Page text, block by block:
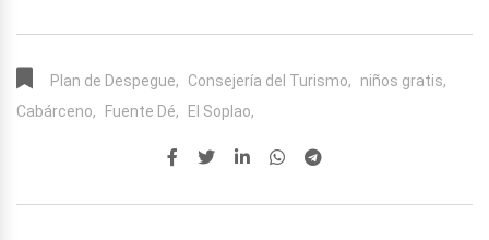
Plan de Despegue, Consejería del Turismo,
niños gratis,
Cabárceno,
Fuente Dé, El Soplao,